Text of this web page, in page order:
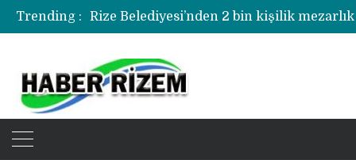
Trending :
Rize Belediyesi’nden 2 bin kişilik
Rize’de uyuşturucu operasyonunda 1